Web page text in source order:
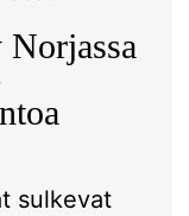
sulkevat